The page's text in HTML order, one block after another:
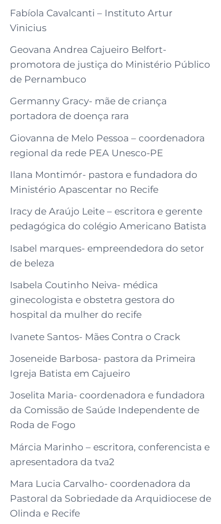
Fabíola Cavalcanti – Instituto Artur
Vinicius
Geovana Andrea Cajueiro Belfort-
promotora de justiça do Ministério Público
de Pernambuco
Germanny Gracy- mãe de criança
portadora de doença rara
Giovanna de Melo Pessoa – coordenadora
regional da rede PEA Unesco-PE
Ilana Montimór- pastora e fundadora do
Ministério Apascentar no Recife
Iracy de Araújo Leite – escritora e gerente
pedagógica do colégio Americano Batista
Isabel marques- empreendedora do setor
de beleza
Isabela Coutinho Neiva- médica
ginecologista e obstetra gestora do
hospital da mulher do recife
Ivanete Santos- Mães Contra o Crack
Joseneide Barbosa- pastora da Primeira
Igreja Batista em Cajueiro
Joselita Maria- coordenadora e fundadora
da Comissão de Saúde Independente de
Roda de Fogo
Márcia Marinho – escritora, conferencista e
apresentadora da tva2
Mara Lucia Carvalho- coordenadora da
Pastoral da Sobriedade da Arquidiocese de
Olinda e Recife